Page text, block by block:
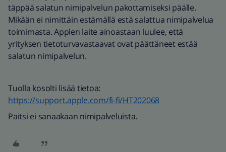
täppää salatun nimipalvelun pakottamiseksi päälle.
Mikään ei nimittäin estämällä estä salattua nimipalvelua
toimimasta. Applen laite ainoastaan luulee, että
yrityksen tietoturvavastaavat ovat päättäneet estää
salatun nimipalvelun.
Tuolla kosolti lisää tietoa:
https://support.apple.com/fi-fi/HT202068
Paitsi ei sanaakaan nimipalveluista.